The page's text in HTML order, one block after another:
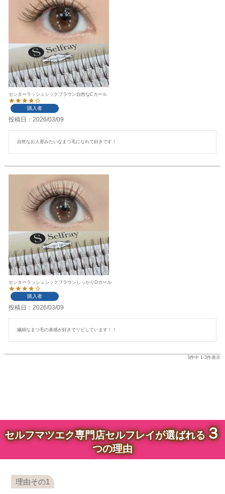
センターラッシュシックブラウン自然なCカール
購入者
投稿日 2026/03/09
自然なお人形みたいなまつ毛になれて好きです！
センターラッシュシックブラウンしっかりDカール
購入者
投稿日 2026/03/09
繊細なまつ毛の束感が好きでリピしています！！
3件中 1-3件表示
セルフマツエク専門店セルフレイが選ばれる３
つの理由